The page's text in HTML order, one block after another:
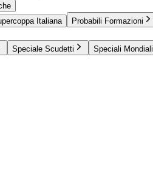
Italiana Probabili Formazioni
Speciale Scudetti Speciali Mondiali